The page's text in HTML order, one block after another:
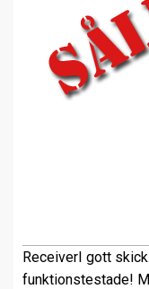
ReceiverI gott skick.
funktionstestade!